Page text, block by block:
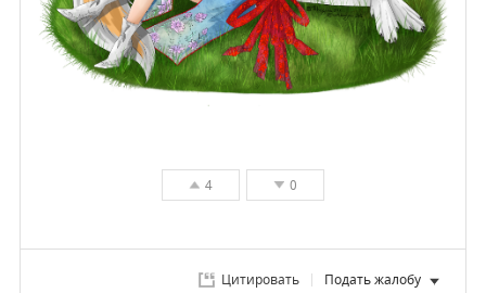
4 0
Цитировать Подать жалобу